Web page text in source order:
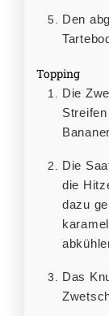
Den abgekühlten Pudding auf dem
Topping
Die Zwetschgen entfernen und in dünne
Die Saaten in einer Pfanne ohne Fett rösten,
die
dazu
Das Knuspertopping auf den